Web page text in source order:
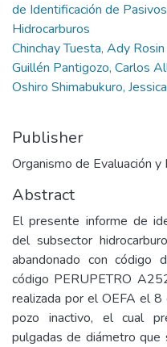
de Identificación de
Hidrocarburos
Chinchay Tuesta, Ady Rosin
Guillén Pantigozo, Carlos
Oshiro Shimabukuro,
Publisher
Organismo de Evaluación
Abstract
El presente informe de
del subsector
abandonado con código
código PERUPETRO
realizada por el OEFA el
pozo inactivo, el cual
pulgadas de diámetro